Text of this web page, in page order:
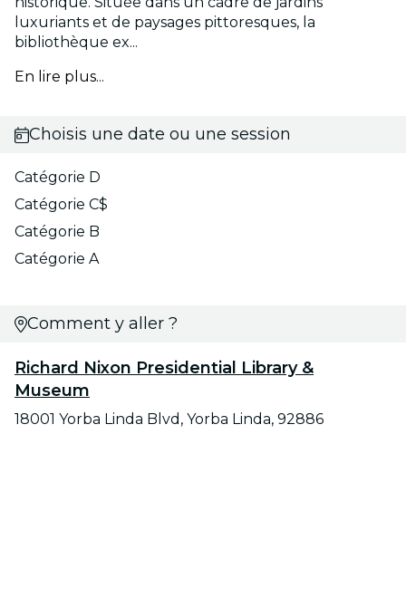
luxuriants et de paysages pittoresques, la
bibliothèque ex...
En lire plus...
Choisis une date ou une session
Catégorie D
Catégorie C$
Catégorie B
Catégorie A
Comment y aller ?
Richard Nixon Presidential Library &
Museum
18001 Yorba Linda Blvd, Yorba Linda, 92886